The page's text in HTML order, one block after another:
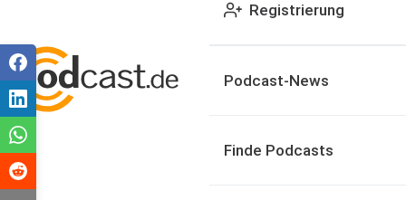
Registrierung
Podcast-News
Finde Podcasts